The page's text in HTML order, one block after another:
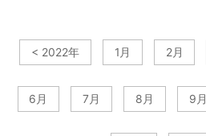
< 2022年 1月 2月
6月 7月 8月 9月